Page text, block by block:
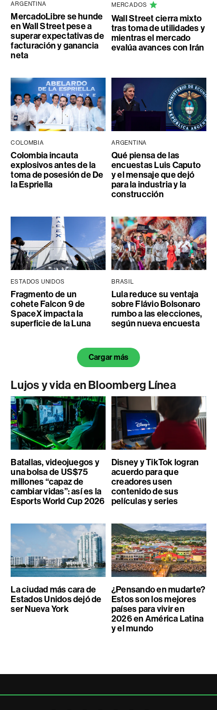
ARGENTINA
MercadoLibre se hunde
en Wall Street pese a
superar expectativas de
facturación y ganancia
neta
MERCADOS
Wall Street cierra mixto
tras toma de utilidades y
mientras el mercado
evalúa avances con Irán
COLOMBIA
Colombia incauta
explosivos antes de la
toma de posesión de De
la Espriella
ARGENTINA
Qué piensa de las
encuestas Luis Caputo
y el mensaje que dejó
para la industria y la
construcción
ESTADOS UNIDOS
Fragmento de un
cohete Falcon 9 de
SpaceX impacta la
superficie de la Luna
BRASIL
Lula reduce su ventaja
sobre Flávio Bolsonaro
rumbo a las elecciones,
según nueva encuesta
Cargar más
Lujos y vida en Bloomberg Línea
Batallas, videojuegos y
una bolsa de US$75
millones “capaz de
cambiar vidas”: así es la
Esports World Cup 2026
Disney y TikTok logran
acuerdo para que
creadores usen
contenido de sus
películas y series
La ciudad más cara de
Estados Unidos dejó de
ser Nueva York
¿Pensando en mudarte?
Estos son los mejores
países para vivir en
2026 en América Latina
y el mundo